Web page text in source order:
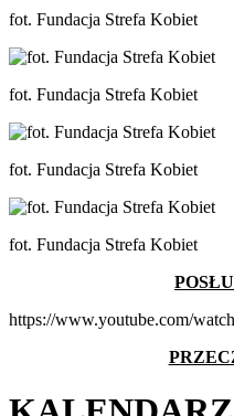
fot. Fundacja Strefa Kobiet
fot. Fundacja Strefa Kobiet
fot. Fundacja Strefa Kobiet
fot. Fundacja Strefa Kobiet
https://www.youtube.com/